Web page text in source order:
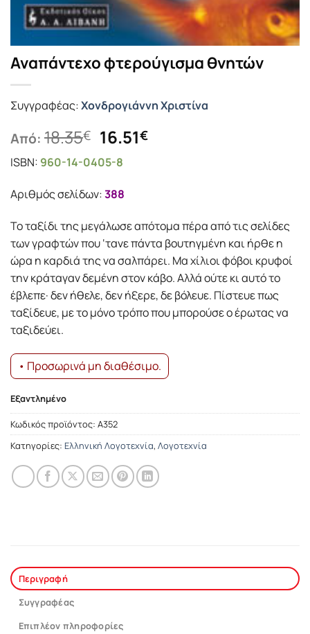
Αναπάντεχο φτερούγισμα θνητών
Συγγραφέας:Χονδρογιάννη Χριστίνα
Από: 18.35€ Original
price
was:
18.35€.
16.51€Η
ISBN: 960-14-0405-8
Αριθμός σελίδων:388
Το ταξίδι της μεγάλωσε απότομα πέρα από τις σελίδες
των γραφτών που ‘τανε πάντα βουτηγμένη και ήρθε η
ώρα η καρδιά της να σαλπάρει. Μα χίλιοι φόβοι κρυφοί
την κράταγαν δεμένη στον κάβο. Αλλά ούτε κι αυτό το
έβλεπε· δεν ήθελε, δεν ήξερε, δε βόλευε. Πίστευε πως
ταξίδευε, με το μόνο τρόπο που μπορούσε ο έρωτας να
ταξιδεύει.
• Προσωρινά μη διαθέσιμο.
Εξαντλημένο
Κωδικός προϊόντος: Α352
Κατηγορίες: Ελληνική Λογοτεχνία, Λογοτεχνία
Περιγραφή
Συγγραφέας
Επιπλέον πληροφορίες